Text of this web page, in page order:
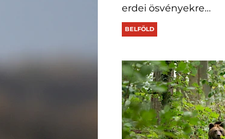
erdei ösvényekre…
BELFÖLD